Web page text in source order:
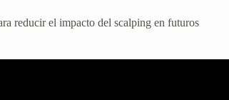
reducir el impacto del scalping en futuros